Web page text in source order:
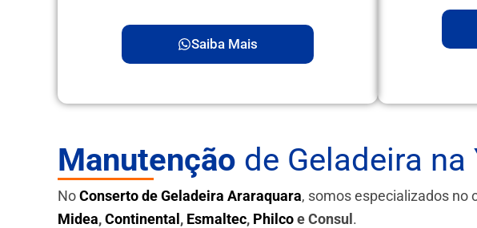
Saiba Mais
Manutenção de Geladeira
NoConserto de Geladeira Araraquara, somos especializados no
Midea,Continental , Esmaltec, Philcoe Consul .